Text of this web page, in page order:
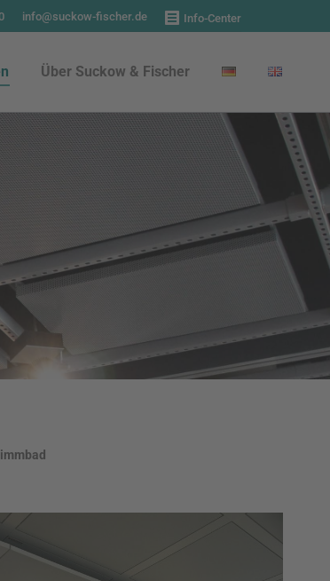
info@suckow-fischer.de Info-Center
Über Suckow & Fischer
Über Suckow & Fischer